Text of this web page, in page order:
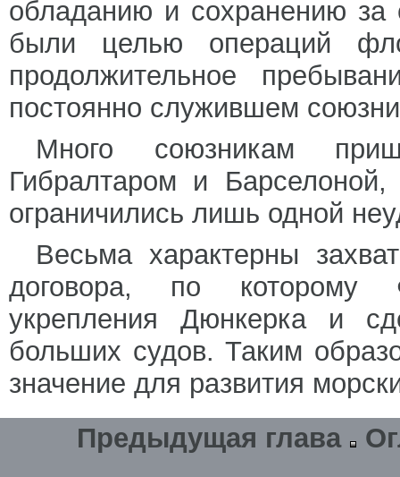
обладанию и сохранению за
были целью операций
продолжительное
постоянно служившем
Много союзникам
Гибралтаром и
ограничились лишь одной
Весьма характерны
договора, по которому
укрепления Дюнкерка и
больших судов. Таким
значение для развития
Предыдущая глава